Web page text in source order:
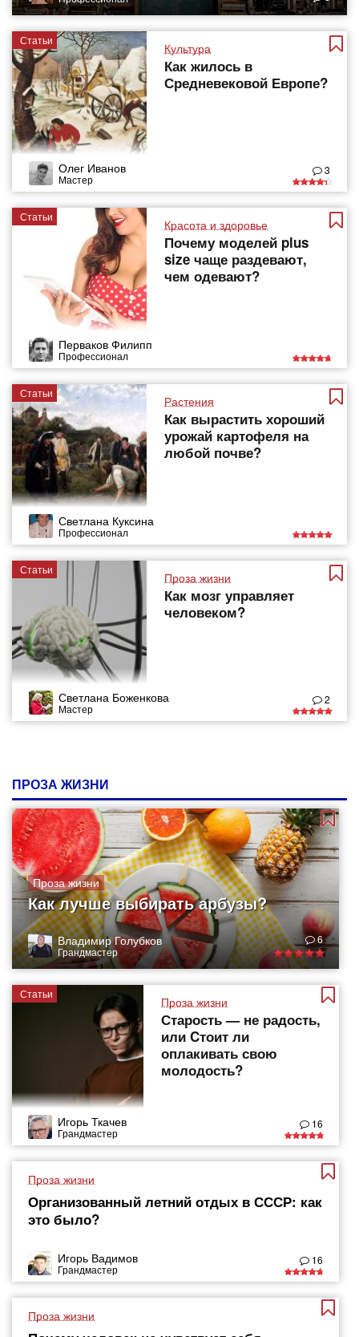
Статьи
Культура
Как жилось в
Средневековой Европе?
Олег Иванов
Мастер
3
Статьи
Красота и здоровье
Почему моделей plus
size чаще раздевают,
чем одевают?
Перваков Филипп
Профессионал
Статьи
Растения
Как вырастить хороший
урожай картофеля на
любой почве?
Светлана Куксина
Профессионал
Статьи
Проза жизни
Как мозг управляет
человеком?
Светлана Боженкова
Мастер
2
ПРОЗА ЖИЗНИ
Проза жизни
Как лучше выбирать арбузы?
Владимир Голубков
Грандмастер
6
Статьи
Проза жизни
Старость — не радость,
или Cтоит ли
оплакивать свою
молодость?
Игорь Ткачев
Грандмастер
16
Проза жизни
Организованный летний отдых в СССР: как
это было?
Игорь Вадимов
Грандмастер
16
Проза жизни